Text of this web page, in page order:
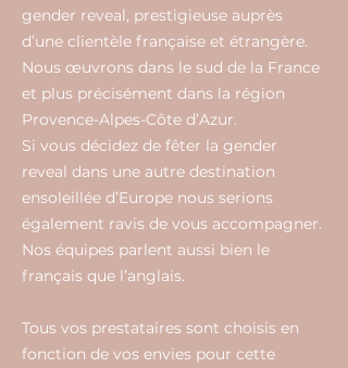
gender reveal, prestigieuse auprès
d’une clientèle française et étrangère.
Nous œuvrons dans le sud de la France
et plus précisément dans la région
Provence-Alpes-Côte d’Azur.
Si vous décidez de fêter la gender
reveal dans une autre destination
ensoleillée d’Europe nous serions
également ravis de vous accompagner.
Nos équipes parlent aussi bien le
français que l’anglais.
Tous vos prestataires sont choisis en
fonction de vos envies pour cette